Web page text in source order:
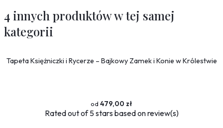
4 innych produktów w tej samej
kategorii
Tapeta Księżniczki i Rycerze – Bajkowy Zamek i Konie w Królestwie
479,00 zł
Ratedout of 5 stars based onreview(s)